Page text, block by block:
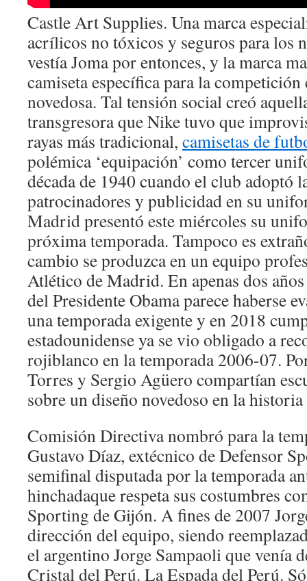
Castle Art Supplies. Una marca
acrílicos no tóxicos y seguros para los
vestía Joma por entonces, y la marca
camiseta específica para la
novedosa. Tal tensión social creó
transgresora que Nike tuvo que
rayas más tradicional, camisetas de
polémica ‘equipación’ como tercer
década de 1940 cuando el club adoptó
patrocinadores y publicidad en su
Madrid presentó este miércoles su
próxima temporada. Tampoco es
cambio se produzca en un equipo
Atlético de Madrid. En apenas dos
del Presidente Obama parece haberse
una temporada exigente y en 2018
estadounidense ya se vio obligado a
rojiblanco en la temporada 2006-07.
Torres y Sergio Agüero compartían
sobre un diseño novedoso en la
Comisión Directiva nombró para la
Gustavo Díaz, extécnico de Defensor
semifinal disputada por la temporada
hinchadaque respeta sus costumbres
Sporting de Gijón. A fines de 2007
dirección del equipo, siendo
el argentino Jorge Sampaoli que venía
Cristal del Perú. La Espada del Perú.